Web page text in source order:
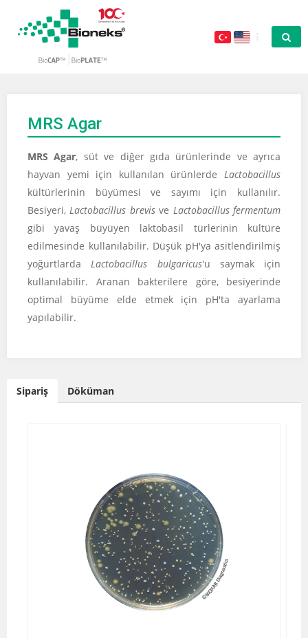
MRS Agar
MRS Agar, süt ve diğer gıda ürünlerinde ve ayrıca
hayvan yemi için kullanılan ürünlerde Lactobacillus
kültürlerinin büyümesi ve sayımı için kullanılır.
Besiyeri, Lactobacillus brevisve Lactobacillus fermentum
gibi yavaş büyüyen laktobasil türlerinin kültüre
edilmesinde kullanılabilir. Düşük pH'ya asitlendirilmiş
yoğurtlarda Lactobacillus bulgaricus'u saymak için
kullanılabilir. Aranan bakterilere göre, besiyerinde
optimal büyüme elde etmek için pH'ta ayarlama
yapılabilir.
Sipariş Döküman